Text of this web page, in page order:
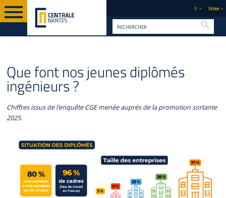
fr Sites
D'ACCUEIL
GÉNÉRALISTE
INGÉNIEURS ?
Que font nos jeunes diplômés
ingénieurs ?
Chiffres issus de l'enquête CGE menée auprès de la promotion sortante
2025.